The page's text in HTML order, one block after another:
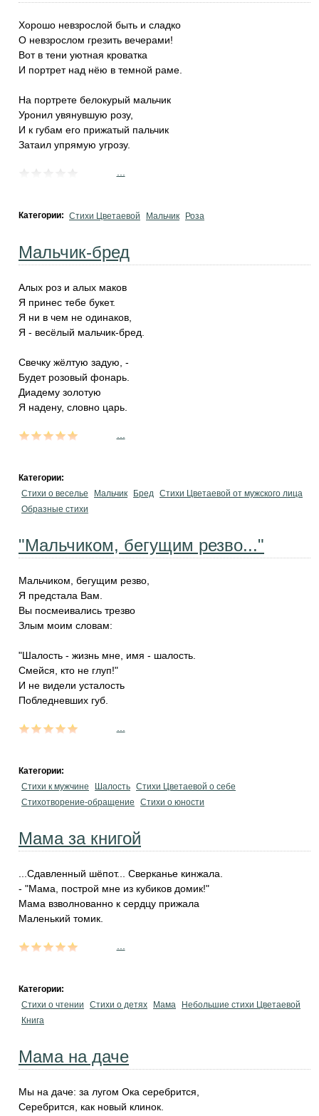
Хорошо невзрослой быть и сладко
О невзрослом грезить вечерами!
Вот в тени уютная кроватка
И портрет над нёю в темной раме.
На портрете белокурый мальчик
Уронил увянувшую розу,
И к губам его прижатый пальчик
Затаил упрямую угрозу.
Категории: Стихи Цветаевой Мальчик Роза
Мальчик-бред
Алых роз и алых маков
Я принес тебе букет.
Я ни в чем не одинаков,
Я - весёлый мальчик-бред.
Свечку жёлтую задую, -
Будет розовый фонарь.
Диадему золотую
Я надену, словно царь.
Категории:
Стихи о веселье
Мальчик Бред Стихи Цветаевой от мужского лица
Образные стихи
"Мальчиком, бегущим резво..."
Мальчиком, бегущим резво,
Я предстала Вам.
Вы посмеивались трезво
Злым моим словам:
"Шалость - жизнь мне, имя - шалость.
Смейся, кто не глуп!"
И не видели усталость
Побледневших губ.
Категории:
Стихи к мужчине
Шалость Стихи Цветаевой о себе
Стихотворение-обращение
Стихи о юности
Мама за книгой
...Сдавленный шёпот... Сверканье кинжала.
- "Мама, построй мне из кубиков домик!"
Мама взволнованно к сердцу прижала
Маленький томик.
Категории:
Стихи о чтении
Стихи о детях Мама
Небольшие стихи Цветаевой
Книга
Мама на даче
Мы на даче: за лугом Ока серебрится,
Серебрится, как новый клинок.